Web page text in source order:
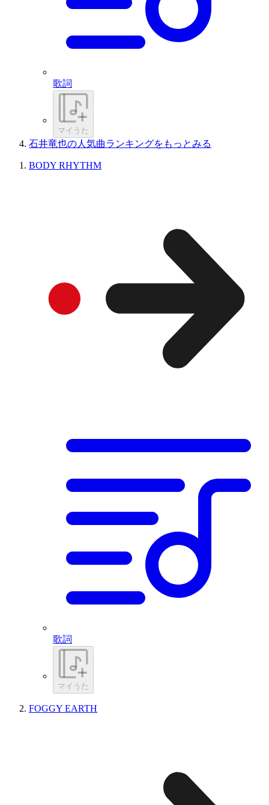
歌詞
マイうた
石井竜也の人気曲ランキングをもっとみる
BODY RHYTHM
歌詞
マイうた
FOGGY EARTH